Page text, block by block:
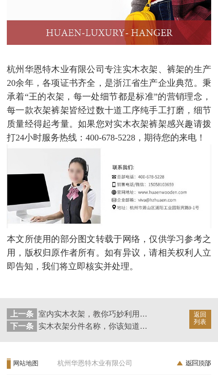
杭州华恩特木业有限公司专注实木衣架、裤架的生产
20余年，各项证书齐全，是浙江省生产企业典范。秉
承着“王的衣架，每一处细节都是标准”的营销理念，
每一款衣架裤架皆经过数十道工序纯手工打磨，细节
质量经得起考量。如果您对实木衣架裤架感兴趣请拨
打24小时服务热线：400-678-5228，期待您的来电！
本文所使用的部分图文转载于网络，仅供学习参考之
用，版权归原作者所有。如有异议，请相关权利人立
即告知，我们将立即核实并处理。
返回
列表
上一条
室内实木衣架，教你巧妙利用【华恩衣架】
下一条
实木衣架分件名称，你该知道的事【华恩】
网站地图 杭州华恩特木业有限公司